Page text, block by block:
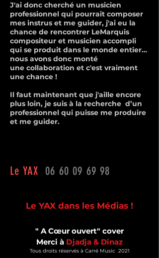
J'ai donc cherché un musicien
professionnel qui pourrait composer
mes instrus et me guider, j'ai eu la
chance de rencontrer LeMarquis
compositeur et musicien accompli
qui se produit dans le monde entier…
nous avons donc monté
une collaboration et c'est vraiment
une chance !
Il faut maintenant que j'aille encore
plus loin, je suis à la recherche d’un
professionnel qui puisse me produire
et me guider.
Le YAX 06 60 09 69 98
Le YAX dans les Médias !
" ACœurouvert" cover
Merci à Djadja & Dinaz
Tous droits réservés à Carré Music 2021